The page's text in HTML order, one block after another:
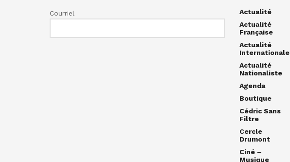
Courriel
Actualité
Actualité
Française
Actualité
Internationale
Actualité
Nationaliste
Agenda
Boutique
Cédric Sans
Filtre
Cercle
Drumont
Ciné –
Musique